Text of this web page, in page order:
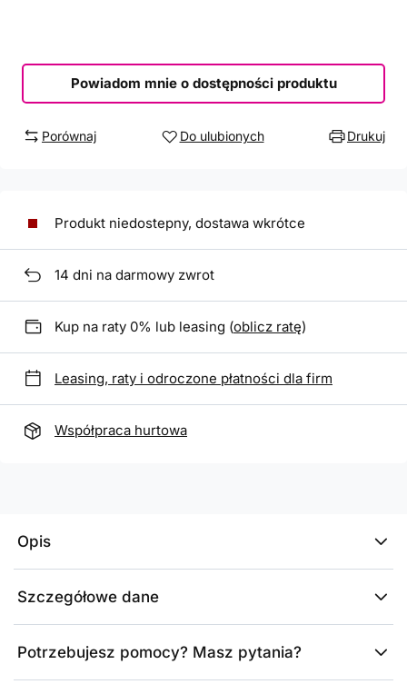
Powiadom mnie o dostępności produktu
Porównaj Do ulubionych Drukuj
Produkt niedostepny, dostawa wkrótce
14 dni na darmowy zwrot
Kup na raty 0% lub leasing (oblicz ratę)
Leasing, raty i odroczone płatności dla firm
Współpraca hurtowa
Opis
Szczegółowe dane
Potrzebujesz pomocy? Masz pytania?